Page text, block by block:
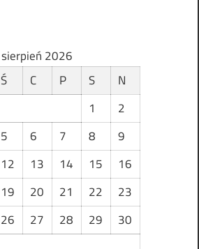
sierpień 2026
Ś C P S
N
1
2
5 6 7 8
9
12 13 14 15
16
19 20 21 22
23
26 27 28 29
30